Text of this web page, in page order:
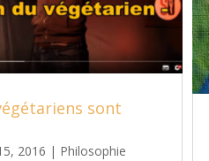
sont
2016 | Philosophie